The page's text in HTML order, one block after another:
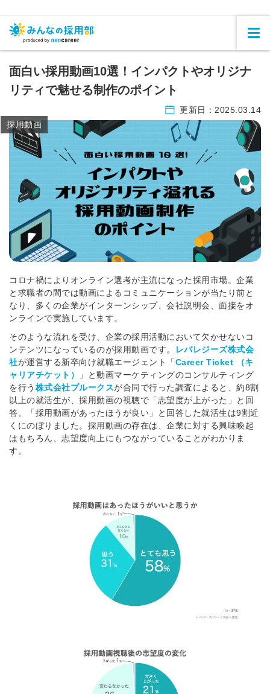
面白い採用動画10選！インパクトやオリジナ
リティで魅せる制作のポイント
更新日： 2025.03.14
採用動画
コロナ禍によりオンライン選考が主流になった採用市場。企業
と求職者の間では動画によるコミュニケーションが当たり前と
なり、多くの企業がインターンシップ、会社説明会、面接をオ
ンラインで実施しています。
そのような流れを受け、企業の採用活動において欠かせないコ
ンテンツになっているのが採用動画です。
レバレジーズ株式会
社が運営する新卒向け就職エージェント「Career Ticket （キ
ャリアチケット）
」と動画マーケティングのコンサルティング
を行う 株式会社プルークスが合同で行った調査によると、約8割
以上の就活生が、採用動画の視聴で「志望度が上がった」と回
答。「採用動画があったほうが良い」と回答した就活生は9割近
くにのぼりました。採用動画の存在は、企業に対する興味喚起
はもちろん、志望度向上にもつながっていることがわかりま
す。